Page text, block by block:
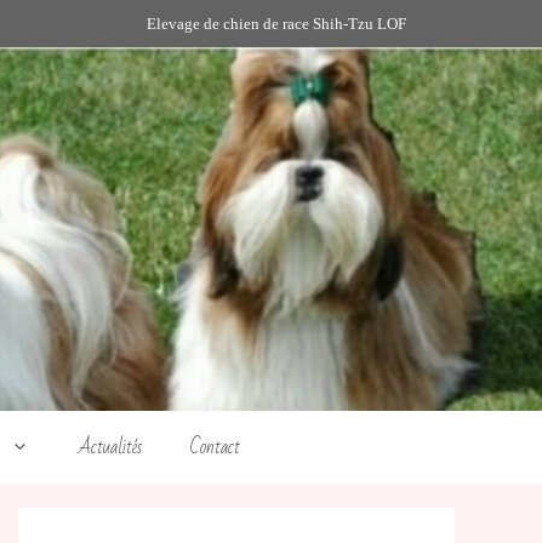
Elevage de chien de race Shih-Tzu LOF
Actualités Contact